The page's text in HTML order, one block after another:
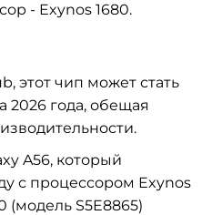
- Exynos 1680.
этот чип может стать
2026 года, обещая
A56, который
с процессором Exynos
(модель S5E8865)